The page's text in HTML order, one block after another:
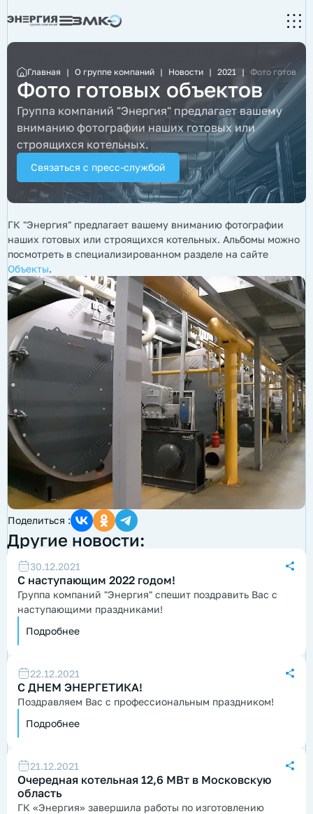
Главная | О группе компаний | Новости | 2021 | Фото готовых
Фото готовых объектов
Группа компаний "Энергия" предлагает вашему
вниманию фотографии наших готовых или
строящихся котельных.
Связаться с пресс-службой
ГК "Энергия" предлагает вашему вниманию фотографии
наших готовых или строящихся котельных. Альбомы можно
посмотреть в специализированном разделе на сайте
Объекты.
Поделиться :
Другие новости:
30.12.2021
С наступающим 2022 годом!
Группа компаний "Энергия" спешит поздравить Вас с
наступающими праздниками!
Подробнее
22.12.2021
С ДНЕМ ЭНЕРГЕТИКА!
Поздравляем Вас с профессиональным праздником!
Подробнее
21.12.2021
Очередная котельная 12,6 МВт в Московскую
область
ГК «Энергия» завершила работы по изготовлению